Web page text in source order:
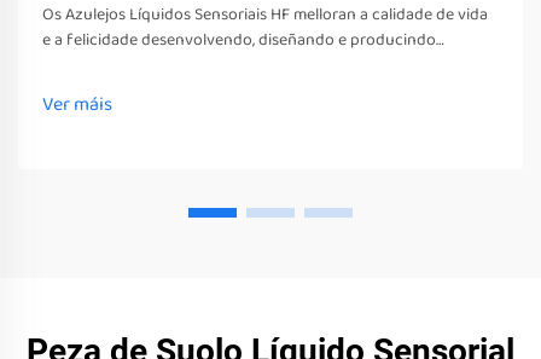
Os Azulejos Líquidos Sensoriais HF melloran a calidade de vida
e a felicidade desenvolvendo, diseñando e producindo
xoguetes, ferramentas e equipos non só estimulan os seus
sentidos
Ver máis
Peza de Suolo Líquido Sensorial